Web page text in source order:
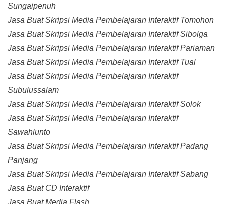
Sungaipenuh
Jasa Buat Skripsi Media Pembelajaran Interaktif Tomohon
Jasa Buat Skripsi Media Pembelajaran Interaktif Sibolga
Jasa Buat Skripsi Media Pembelajaran Interaktif Pariaman
Jasa Buat Skripsi Media Pembelajaran Interaktif Tual
Jasa Buat Skripsi Media Pembelajaran Interaktif
Subulussalam
Jasa Buat Skripsi Media Pembelajaran Interaktif Solok
Jasa Buat Skripsi Media Pembelajaran Interaktif
Sawahlunto
Jasa Buat Skripsi Media Pembelajaran Interaktif Padang
Panjang
Jasa Buat Skripsi Media Pembelajaran Interaktif Sabang
Jasa Buat CD Interaktif